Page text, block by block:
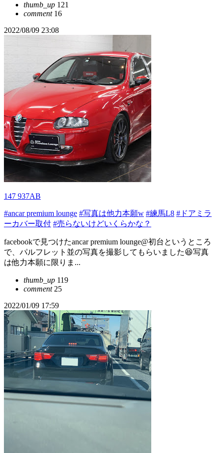
thumb_up 121
comment16
2022/08/09 23:08
147 937AB
#ancar premium lounge #写真は他力本願w #練馬L8 #ドアミラ
ーカバー取付 #売らないけどいくらかな？
facebookで見つけたancar premium lounge@初台というところ
で、パルフレット並の写真を撮影してもらいました😆写真
は他力本願に限りま...
thumb_up 119
comment25
2022/01/09 17:59